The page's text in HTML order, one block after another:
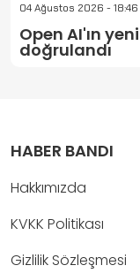
04 Ağustos 2026 - 18:46
Open AI'ın
doğrulandı
HABER BANDI
Hakkımızda
KVKK Politikası
Gizlilik Sözleşmesi